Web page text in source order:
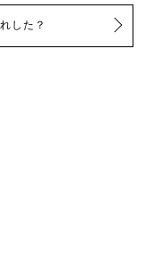
した？